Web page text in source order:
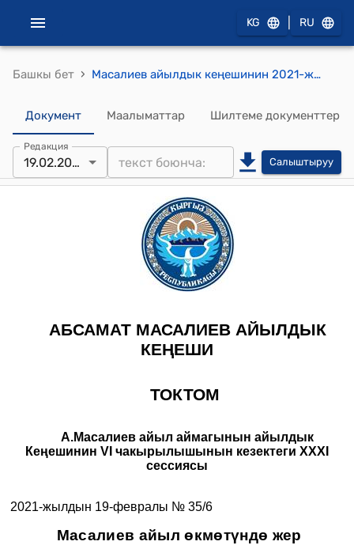
KG RU
Башкы бет › Масалиев айылдык кеңешинин 2021-жылдын 19-февралындагы № 35/6 Масалиев айыл өкмөтүндө жер аянттарын аукциондо сатуу жерди ижарага берүү жана муниципалдык менчикте турган жер аянттарын жерге укук берүү боюнча комиссиялардын курамын бекитүү жөнүндө" токтому
Документ Маалыматтар Шилтеме документтер
Редакция
19.02.2021 Салыштыруу